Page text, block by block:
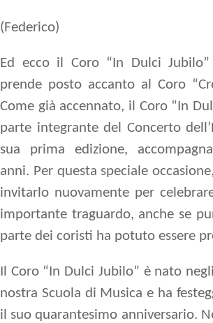
(Federico)
Ed ecco il Coro “In Dulci Jubilo”
prende posto accanto al Coro
Come già accennato, il Coro “In
parte integrante del Concerto
sua prima edizione,
anni. Per questa speciale
invitarlo nuovamente per
importante traguardo, anche se
parte dei coristi ha potuto essere
Il Coro “In Dulci Jubilo” è nato
nostra Scuola di Musica e ha
il suo quarantesimo anniversario.